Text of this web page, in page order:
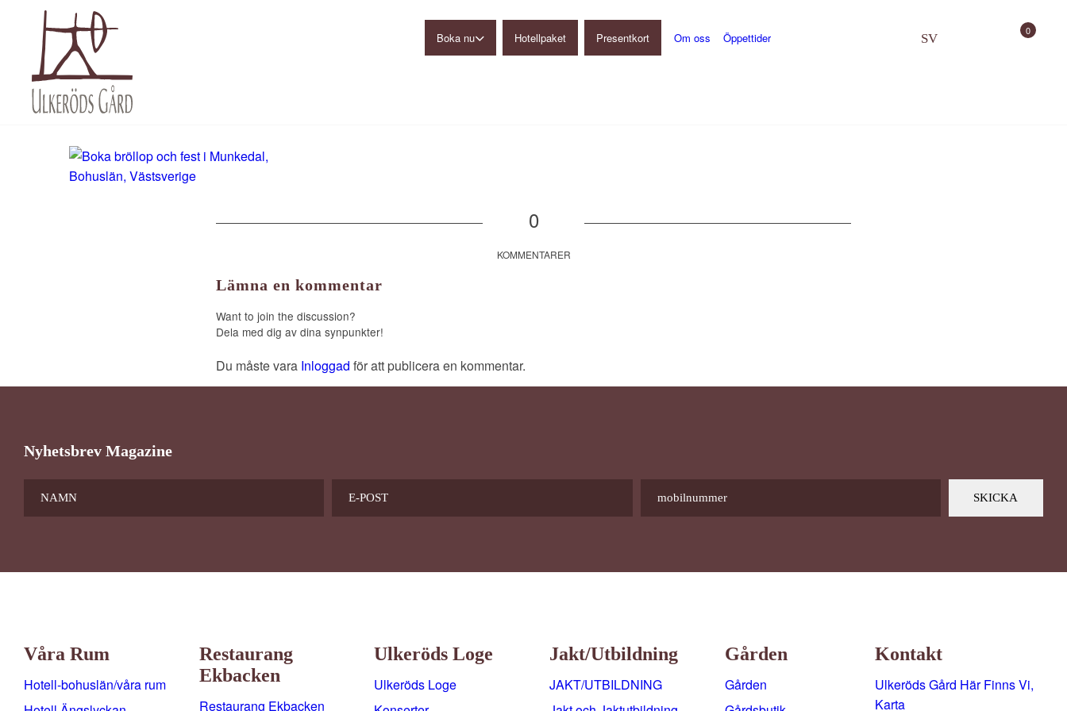
0
Boka nu Hotellpaket Presentkort Om oss Öppettider SV
0
KOMMENTARER
Lämna en kommentar
Want to join the discussion?
Dela med dig av dina synpunkter!
Du måste vara inloggad för att publicera en kommentar.
Våra Rum
Hotell-bohuslän/våra rum
Restaurang
Ekbacken
Restaurang Ekbacken
Ulkeröds Loge
Ulkeröds Loge
Jakt/utbildning
JAKT/UTBILDNING
Gården
Gården
Kontakt
Ulkeröds Gård Här Finns Vi,
Karta
Nyhetsbrev Magazine